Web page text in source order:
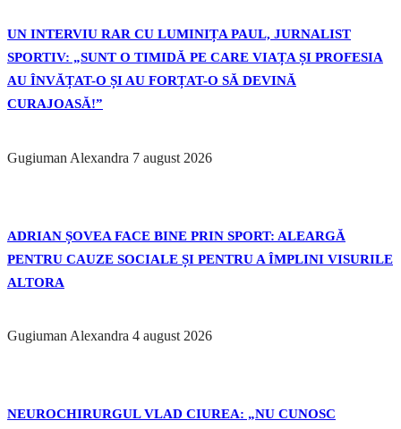
UN INTERVIU RAR CU LUMINIȚA PAUL, JURNALIST
SPORTIV: „SUNT O TIMIDĂ PE CARE VIAȚA ȘI PROFESIA
AU ÎNVĂȚAT-O ȘI AU FORȚAT-O SĂ DEVINĂ
CURAJOASĂ!”
Gugiuman Alexandra 7 august 2026
ADRIAN ȘOVEA FACE BINE PRIN SPORT: ALEARGĂ
PENTRU CAUZE SOCIALE ȘI PENTRU A ÎMPLINI VISURILE
ALTORA
Gugiuman Alexandra 4 august 2026
NEUROCHIRURGUL VLAD CIUREA: „NU CUNOSC